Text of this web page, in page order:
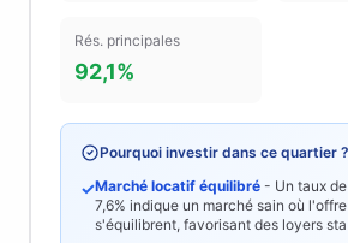
Rés. principales
92,1%
Pourquoi investir dans ce quartier ?
✓Marché locatif équilibré - Un taux
7,6% indique un marché sain où
s'équilibrent, favorisant des loyers